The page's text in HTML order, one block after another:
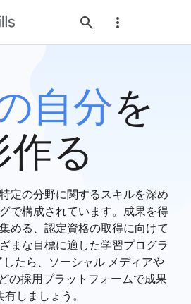
自分を
作る
定の分野に関するスキルを深め
で構成されています。成果を得
める、認定資格の取得に向けて
まな目標に適した学習プログラ
たら、ソーシャル メディアや
の採用プラットフォームで成果
有しましょう。